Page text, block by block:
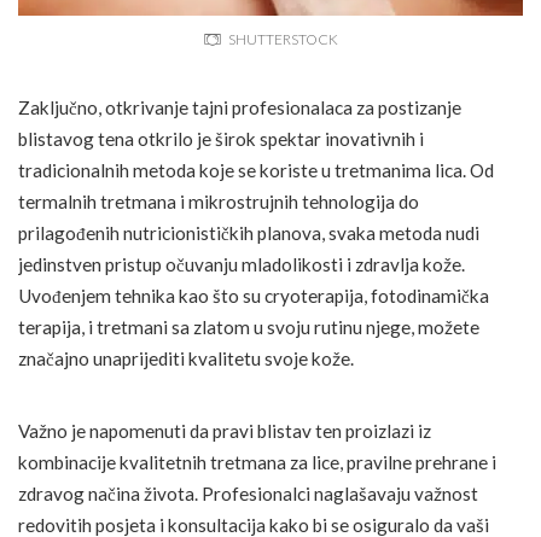
SHUTTERSTOCK
Zaključno, otkrivanje tajni profesionalaca za postizanje
blistavog tena otkrilo je širok spektar inovativnih i
tradicionalnih metoda koje se koriste u tretmanima lica. Od
termalnih tretmana i mikrostrujnih tehnologija do
prilagođenih nutricionističkih planova, svaka metoda nudi
jedinstven pristup očuvanju mladolikosti i zdravlja kože.
Uvođenjem tehnika kao što su cryoterapija, fotodinamička
terapija, i tretmani sa zlatom u svoju rutinu njege, možete
značajno unaprijediti kvalitetu svoje kože.
Važno je napomenuti da pravi blistav ten proizlazi iz
kombinacije kvalitetnih tretmana za lice, pravilne prehrane i
zdravog načina života. Profesionalci naglašavaju važnost
redovitih posjeta i konsultacija kako bi se osiguralo da vaši